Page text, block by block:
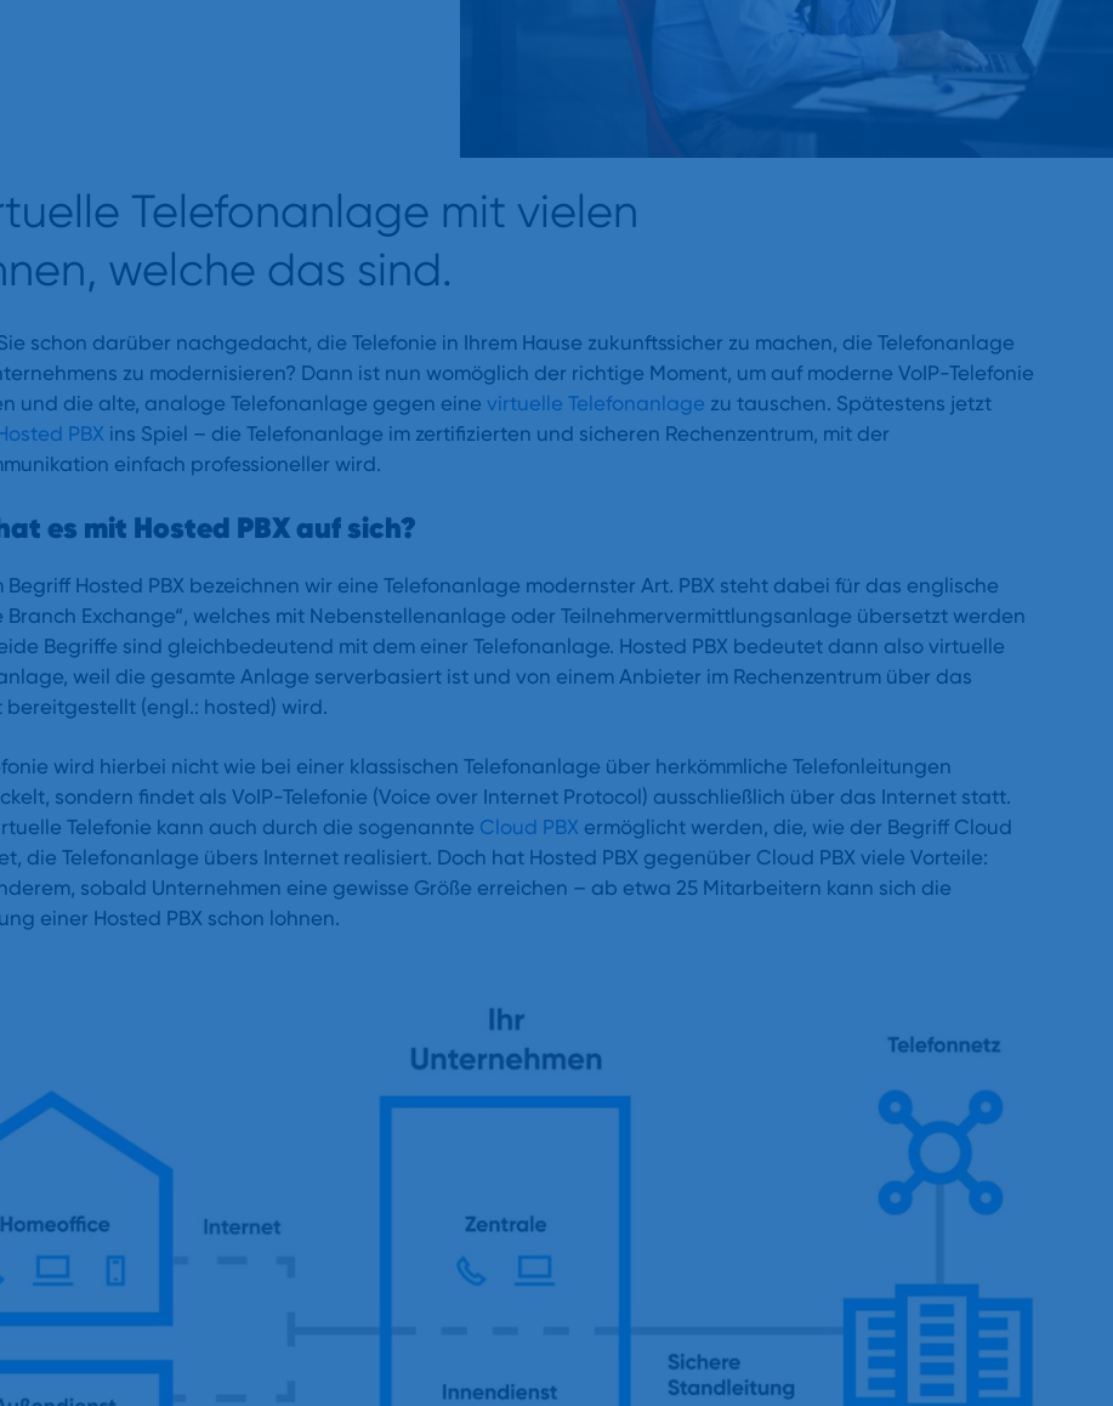
Telefonanlage mit vielen
welche das sind.
schon darüber nachgedacht, die Telefonie in Ihrem Hause zukunftssicher zu machen, die Telefonanlage
zu modernisieren? Dann ist nun womöglich der richtige Moment, um auf moderne VoIP-Telefonie
und die alte, analoge Telefonanlage gegen eine virtuelle Telefonanlage zu tauschen. Spätestens jetzt
PBX ins Spiel – die Telefonanlage im zertifizierten und sicheren Rechenzentrum, mit der
einfach professioneller wird.
es mit Hosted PBX auf sich?
Begriff Hosted PBX bezeichnen wir eine Telefonanlage modernster Art. PBX steht dabei für das englische
Branch Exchange“, welches mit Nebenstellenanlage oder Teilnehmervermittlungsanlage übersetzt werden
Begriffe sind gleichbedeutend mit dem einer Telefonanlage. Hosted PBX bedeutet dann also virtuelle
weil die gesamte Anlage serverbasiert ist und von einem Anbieter im Rechenzentrum über das
bereitgestellt (engl.: hosted) wird.
wird hierbei nicht wie bei einer klassischen Telefonanlage über herkömmliche Telefonleitungen
sondern findet als VoIP-Telefonie (Voice over Internet Protocol) ausschließlich über das Internet statt.
Telefonie kann auch durch die sogenannte Cloud PBX ermöglicht werden, die, wie der Begriff Cloud
die Telefonanlage übers Internet realisiert. Doch hat Hosted PBX gegenüber Cloud PBX viele Vorteile:
sobald Unternehmen eine gewisse Größe erreichen – ab etwa 25 Mitarbeitern kann sich die
einer Hosted PBX schon lohnen.